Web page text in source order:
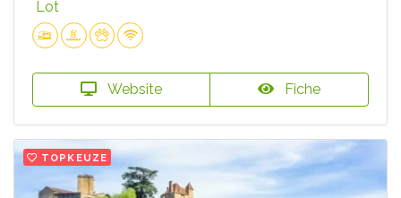
Lot
Website Fiche
TOPKEUZE